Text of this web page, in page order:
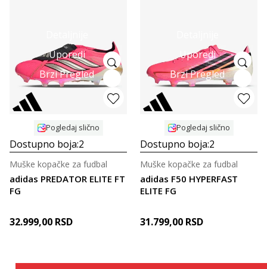
Uporedi
Brzi Pregled
Pogledaj slično
Dostupno boja:2
adidas PREDATOR ELITE FT
FG
Muške kopačke za fudbal
32.999,00 RSD
Uporedi
Brzi Pregled
Pogledaj slično
Dostupno boja:2
adidas F50 HYPERFAST
ELITE FG
Muške kopačke za fudbal
31.799,00 RSD